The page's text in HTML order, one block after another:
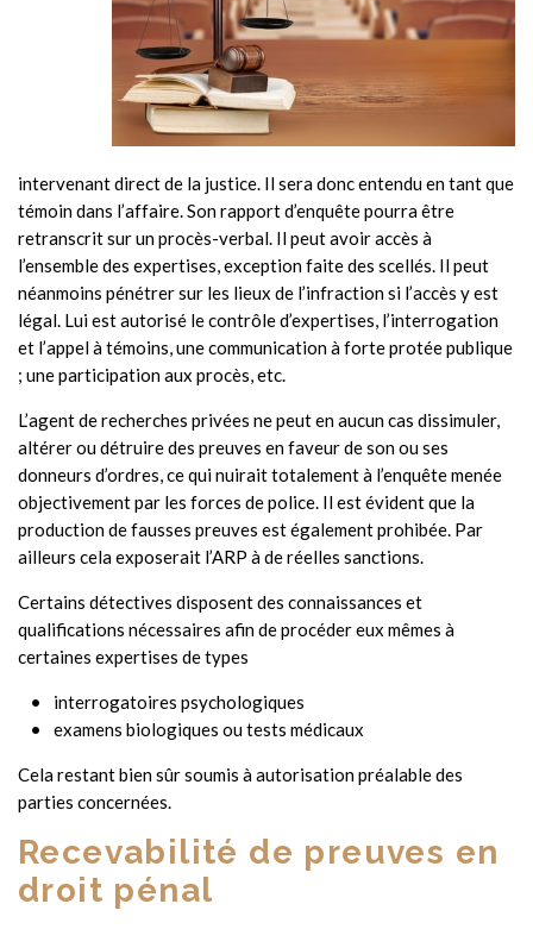
intervenant direct de la justice. Il sera donc entendu en tant que
témoin dans l’affaire. Son rapport d’enquête pourra être
retranscrit sur un procès-verbal. Il peut avoir accès à
l’ensemble des expertises, exception faite des scellés. Il peut
néanmoins pénétrer sur les lieux de l’infraction si l’accès y est
légal. Lui est autorisé le contrôle d’expertises, l’interrogation
et l’appel à témoins, une communication à forte protée publique
; une participation aux procès, etc.
L’agent de recherches privées ne peut en aucun cas dissimuler,
altérer ou détruire des preuves en faveur de son ou ses
donneurs d’ordres, ce qui nuirait totalement à l’enquête menée
objectivement par les forces de police. Il est évident que la
production de fausses preuves est également prohibée. Par
ailleurs cela exposerait l’ARP à de réelles sanctions.
Certains détectives disposent des connaissances et
qualifications nécessaires afin de procéder eux mêmes à
certaines expertises de types
interrogatoires psychologiques
examens biologiques ou tests médicaux
Cela restant bien sûr soumis à autorisation préalable des
parties concernées.
Recevabilité de preuves en
droit pénal